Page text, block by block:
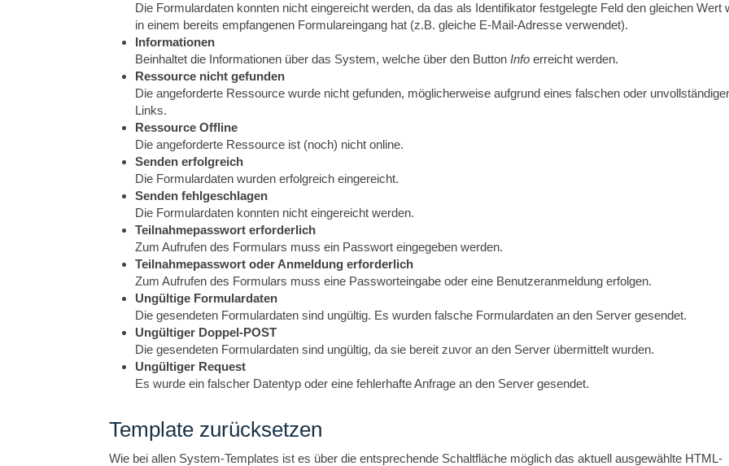
Die Formulardaten konnten nicht eingereicht werden, da das als Identifikator festgelegte Feld den gleichen Wert
in einem bereits empfangenen Formulareingang hat (z.B. gleiche E-Mail-Adresse verwendet).
Informationen
Beinhaltet die Informationen über das System, welche über den Button Info erreicht werden.
Ressource nicht gefunden
Die angeforderte Ressource wurde nicht gefunden, möglicherweise aufgrund eines falschen oder
Links.
Ressource Offline
Die angeforderte Ressource ist (noch) nicht online.
Senden erfolgreich
Die Formulardaten wurden erfolgreich eingereicht.
Senden fehlgeschlagen
Die Formulardaten konnten nicht eingereicht werden.
Teilnahmepasswort erforderlich
Zum Aufrufen des Formulars muss ein Passwort eingegeben werden.
Teilnahmepasswort oder Anmeldung erforderlich
Zum Aufrufen des Formulars muss eine Passworteingabe oder eine Benutzeranmeldung erfolgen.
Ungültige Formulardaten
Die gesendeten Formulardaten sind ungültig. Es wurden falsche Formulardaten an den Server gesendet.
Ungültiger Doppel-POST
Die gesendeten Formulardaten sind ungültig, da sie bereit zuvor an den Server übermittelt wurden.
Ungültiger Request
Es wurde ein falscher Datentyp oder eine fehlerhafte Anfrage an den Server gesendet.
Template zurücksetzen
Wie bei allen System-Templates ist es über die entsprechende Schaltfläche möglich das aktuell ausgewählte HTML-